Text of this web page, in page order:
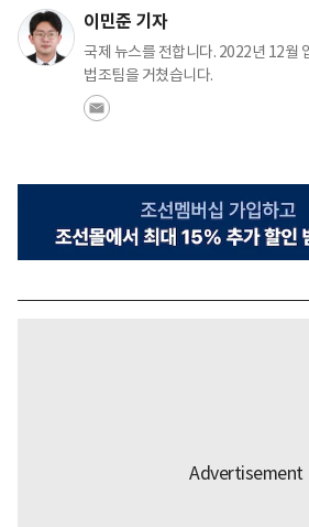
이민준 기자
국제 뉴스를 전합니다. 2022년 12월
법조팀을 거쳤습니다.